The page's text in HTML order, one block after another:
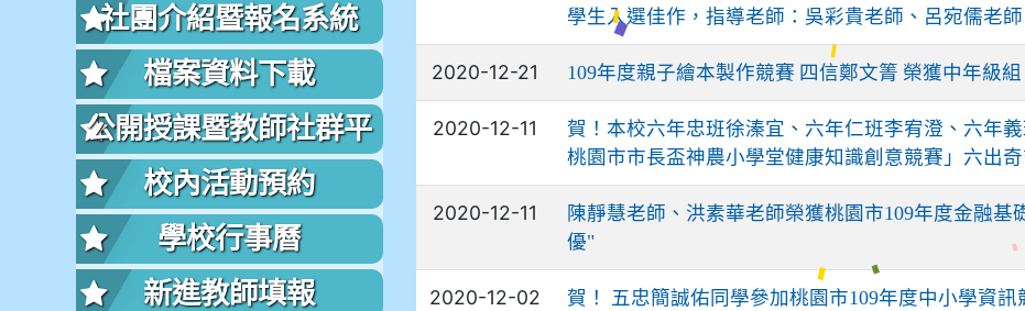
學生入選佳作，指導老師：吳彩貴老師、呂宛儒老師
2020-12-21 109年度親子繪本製作競賽 四信鄭文箐 榮獲中年級組
2020-12-11
賀！本校六年忠班徐溱宜、六年仁班李宥澄、六年
桃園市市長盃神農小學堂健康知識創意競賽」六出
2020-12-11
陳靜慧老師、洪素華老師榮獲桃園市109年度金融基
優"
2020-12-02
賀！ 五忠簡誠佑同學參加桃園市109年度中小學資訊
社團介紹暨報名系統
檔案資料下載
公開授課暨教師社群平
台
校內活動預約
學校行事曆
新進教師填報